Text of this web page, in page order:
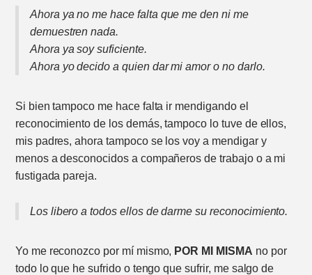
Ahora ya no me hace falta que me den ni me
demuestren nada.
Ahora ya soy suficiente.
Ahora yo decido a quien dar mi amor o no darlo.
Si bien tampoco me hace falta ir mendigando el
reconocimiento de los demás, tampoco lo tuve de ellos,
mis padres, ahora tampoco se los voy a mendigar y
menos a desconocidos a compañeros de trabajo o a mi
fustigada pareja.
Los libero a todos ellos de darme su reconocimiento.
Yo me reconozco por mí mismo, POR MI MISMA no por
todo lo que he sufrido o tengo que sufrir, me salgo de